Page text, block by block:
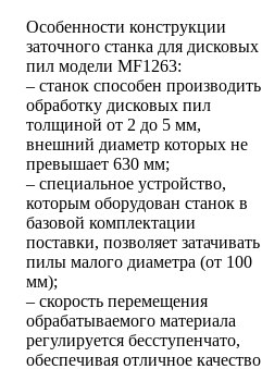
Особенности конструкции
заточного станка для дисковых
пил модели MF1263:
– станок способен производить
обработку дисковых пил
толщиной от 2 до 5 мм,
внешний диаметр которых не
превышает 630 мм;
– специальное устройство,
которым оборудован станок в
базовой комплектации
поставки, позволяет затачивать
пилы малого диаметра (от 100
мм);
– скорость перемещения
обрабатываемого материала
регулируется бесступенчато,
обеспечивая отличное качество